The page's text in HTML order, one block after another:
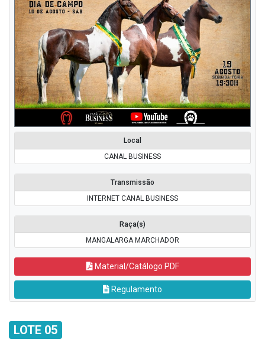
Local
CANAL BUSINESS
Transmissão
INTERNET CANAL BUSINESS
Raça(s)
MANGALARGA MARCHADOR
Material/Catálogo PDF
Regulamento
LOTE 05